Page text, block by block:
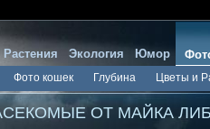
Растения Экология Юмор
Фото кошек Глубина Цветы и
ОТ МАЙКА